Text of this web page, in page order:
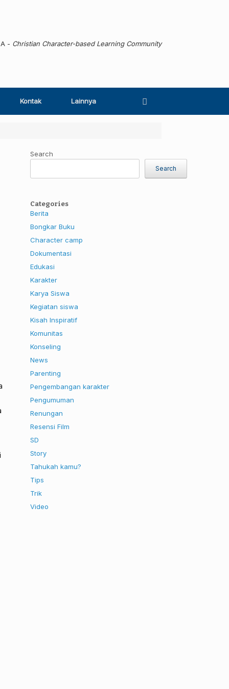
- Christian Character-based Learning Community
Kontak Lainnya
Search
Search
Categories
Berita
Bongkar Buku
Character camp
Dokumentasi
Edukasi
Karakter
Karya Siswa
Kegiatan siswa
Kisah Inspiratif
Komunitas
Konseling
News
Parenting
Pengembangan karakter
Pengumuman
Renungan
Resensi Film
SD
Story
Tahukah kamu?
Tips
Trik
Video